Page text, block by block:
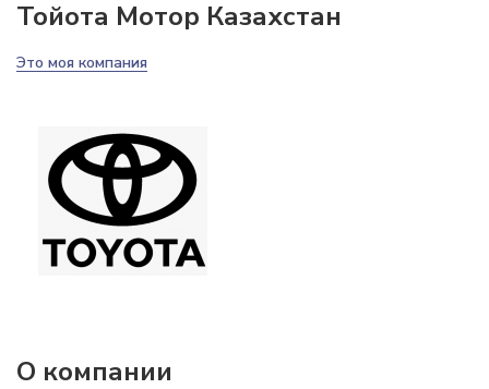
Тойота Мотор Казахстан
Это моя компания
О компании